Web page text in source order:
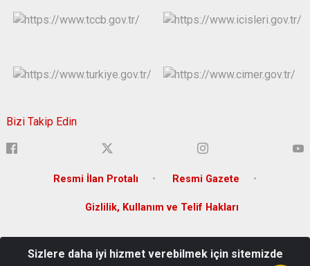
Bizi Takip Edin
Resmi İlan Protalı Resmi Gazete
Gizlilik, Kullanım ve Telif Hakları
/DİYARBAKIR
Sizlere daha iyi hizmet verebilmek için sitemizde